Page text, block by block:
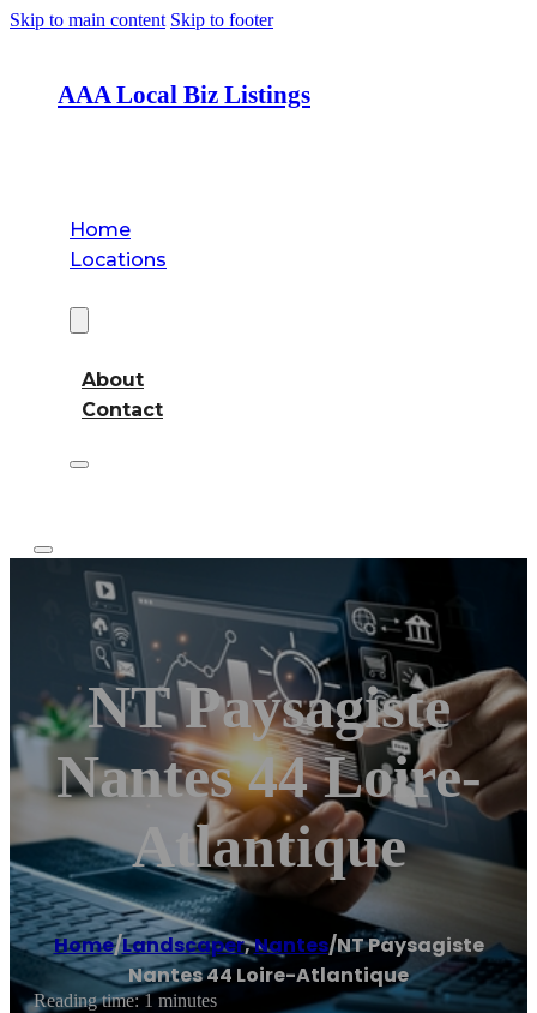
Skip to main content Skip to footer
AAA Local Biz Listings
Home
Locations
About
Contact
NT Paysagiste
Nantes 44 Loire-
Atlantique
Home/Landscaper,Nantes/NT Paysagiste
Nantes 44 Loire-Atlantique
Reading time: 1 minutes